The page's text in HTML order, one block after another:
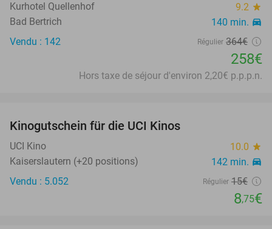
Kurhotel Quellenhof 9.2 star
Bad Bertrich 140 min. directions_car
Vendu : 142 Régulier 364€
258€
Hors taxe de séjour d'environ 2,20€ p.p.p.n.
Kinogutschein für die UCI Kinos
UCI Kino 10.0 star
Kaiserslautern (+20 positions) 142 min. directions_car
Vendu : 5.052 Régulier 15€
8,75€